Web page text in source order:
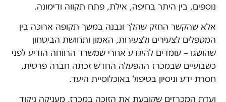
נוספים, בין היתר בחיפה, אילת, פתח תקווה ודימונה.
אלא שהקשר החזק שהלך ונבנה במשך תקופה ארוכה בין
המטפלים לצעירים ולצעירות, האמון ותחושת הביטחון
שהושגו – עומדים להיגדע אחרי שמשרד הרווחה הודיע לפני
כשבועיים שבמכרז ההפעלה החדש זכתה חברה פרטית,
חסרת ידע וניסיון בטיפול באוכלוסיית היעד.
ועדת המכרזים שקובעת את הזוכה במכרז, מעניקה ניקוד